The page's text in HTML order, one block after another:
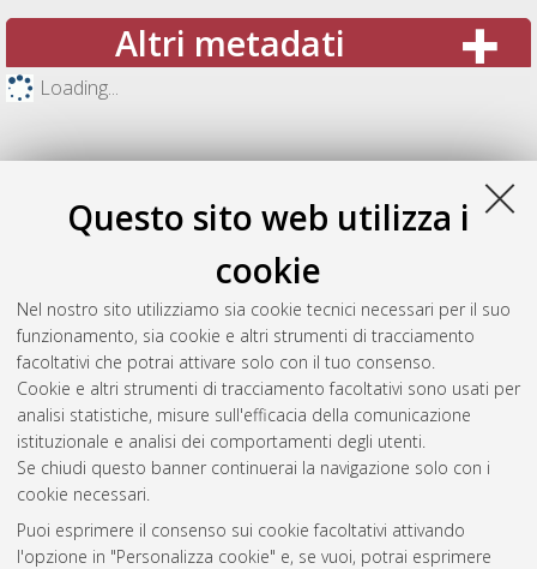
Questo sito web utilizza i
cookie
Nel nostro sito utilizziamo sia cookie tecnici necessari per il suo
funzionamento, sia cookie e altri strumenti di tracciamento
facoltativi che potrai attivare solo con il tuo consenso.
Cookie e altri strumenti di tracciamento facoltativi sono usati per
analisi statistiche, misure sull'efficacia della comunicazione
istituzionale e analisi dei comportamenti degli utenti.
Se chiudi questo banner continuerai la navigazione solo con i
cookie necessari.
Puoi esprimere il consenso sui cookie facoltativi attivando
l'opzione in "Personalizza cookie" e, se vuoi, potrai esprimere
Altri metadati
Loading...
Gestione del documento:
Atom
Rss 1.0